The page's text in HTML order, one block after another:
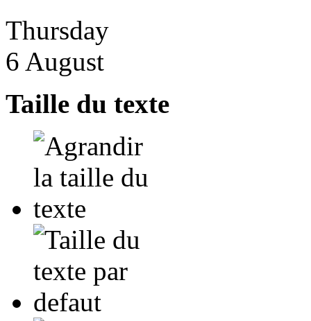
Thursday
6 August
Taille du texte